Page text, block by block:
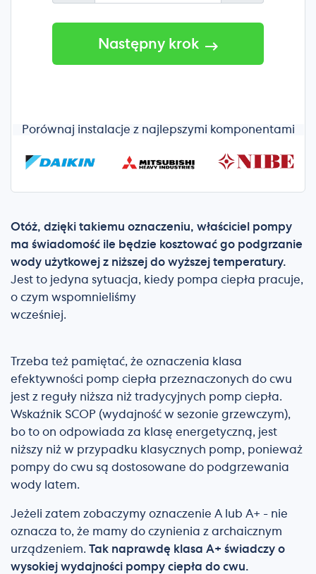
Następny krok
Porównaj instalacje z najlepszymi komponentami
Otóż, dzięki takiemu oznaczeniu, właściciel pompy
ma świadomość ile będzie kosztować go podgrzanie
wody użytkowej z niższej do wyższej temperatury.
Jest to jedyna sytuacja, kiedy pompa ciepła pracuje,
o czym wspomnieliśmy
Trzeba też pamiętać, że oznaczenia klasa
efektywności pomp ciepła przeznaczonych do cwu
jest z reguły niższa niż tradycyjnych pomp ciepła.
Wskaźnik SCOP (wydajność w sezonie grzewczym),
bo to on odpowiada za klasę energetyczną, jest
niższy niż w przypadku klasycznych pomp, ponieważ
pompy do cwu są dostosowane do podgrzewania
wody latem.
Jeżeli zatem zobaczymy oznaczenie A lub A+ - nie
oznacza to, że mamy do czynienia z archaicznym
urządzeniem. Tak naprawdę klasa A+ świadczy o
wysokiej wydajności pompy ciepła do cwu.